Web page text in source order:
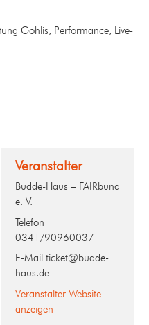
Gohlis, Performance, Live-
Veranstalter
Budde-Haus – FAIRbund
e. V.
Telefon
0341/90960037
E-Mail ticket@budde-
haus.de
Veranstalter-Website
anzeigen